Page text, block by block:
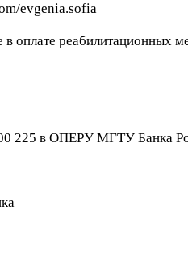
evgenia.sofia
оплате реабилитационных
225 в ОПЕРУ МГТУ Банка